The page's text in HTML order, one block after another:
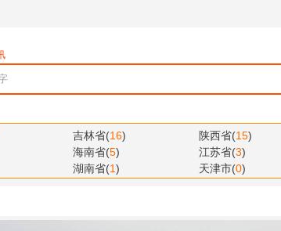
吉林省(16) 陕西省(15)
海南省(5) 江苏省(3)
湖南省(1) 天津市(0)